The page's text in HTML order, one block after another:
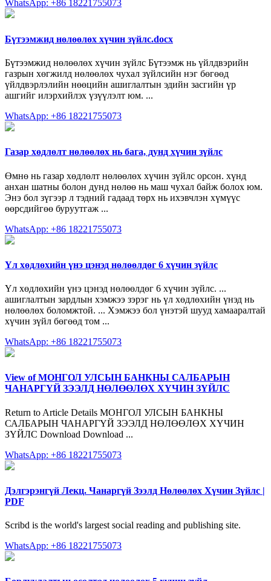
WhatsApp: +86 18221755073
Бүтээмжид нөлөөлөх хүчин зүйлс.docx
Бүтээмжид нөлөөлөх хүчин зүйлс Бүтээмж нь үйлдвэрийн
газрын хөгжилд нөлөөлөх чухал зүйлсийн нэг бөгөөд
үйлдвэрлэлийн нөөцийн ашиглалтын эдийн засгийн үр
ашгийг илэрхийлэх үзүүлэлт юм. ...
WhatsApp: +86 18221755073
Газар хөдлөлт нөлөөлөх нь бага, дунд хүчин зүйлс
Өмнө нь газар хөдлөлт нөлөөлөх хүчин зүйлс орсон. хүнд
анхан шатны болон дунд нөлөө нь маш чухал байж болох юм.
Энэ бол зүгээр л тэдний гадаад төрх нь ихэвчлэн хүмүүс
өөрсдийгөө буруутгаж ...
WhatsApp: +86 18221755073
Үл хөдлөхийн үнэ цэнэд нөлөөлдөг 6 хүчин зүйлс
Үл хөдлөхийн үнэ цэнэд нөлөөлдөг 6 хүчин зүйлс. ...
ашиглалтын зардлын хэмжээ зэрэг нь үл хөдлөхийн үнэд нь
нөлөөлөх боломжтой. ... Хэмжээ бол үнэтэй шууд хамааралтай
хүчин зүйл бөгөөд том ...
WhatsApp: +86 18221755073
View of МОНГОЛ УЛСЫН БАНКНЫ САЛБАРЫН
ЧАНАРГҮЙ ЗЭЭЛД НӨЛӨӨЛӨХ ХҮЧИН ЗҮЙЛС
Return to Article Details МОНГОЛ УЛСЫН БАНКНЫ
САЛБАРЫН ЧАНАРГҮЙ ЗЭЭЛД НӨЛӨӨЛӨХ ХҮЧИН
ЗҮЙЛС Download Download ...
WhatsApp: +86 18221755073
Дэлгэрэнгүй Лекц. Чанаргүй Зээлд Нөлөөлөх Хүчин Зүйлс |
PDF
Scribd is the world's largest social reading and publishing site.
WhatsApp: +86 18221755073